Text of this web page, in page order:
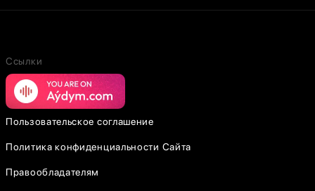
Ссылки
Пользовательское соглашение
Политика конфиденциальности Сайта
Правообладателям